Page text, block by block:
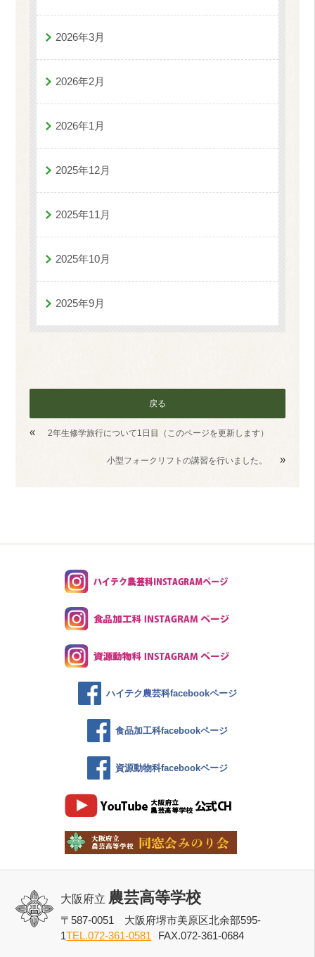
2026年3月
2026年2月
2026年1月
2025年12月
2025年11月
2025年10月
2025年9月
戻る
« 2年生修学旅行について1日目（このページを更新します）
小型フォークリフトの講習を行いました。 »
ハイテク農芸科facebookページ
食品加工科facebookページ
資源動物科facebookページ
大阪府立 農芸高等学校
〒587-0051 大阪府堺市美原区北余部595-
1TEL.072-361-0581 FAX.072-361-0684